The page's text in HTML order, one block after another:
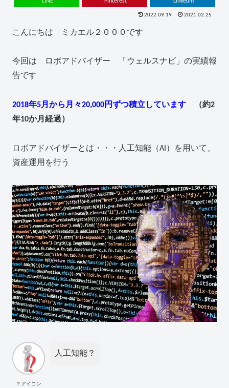
2022.09.19 2021.02.25
こんにちは ミカエル２０００です
今回は ロボアドバイザー 「ウェルスナビ」の実績報
告です
2018年5月から月々20,000円ずつ積立しています
（約2
年10か月経過）
ロボアドバイザーとは・・・人工知能（AI）を用いて、
資産運用を行う
？アイコン
人工知能？